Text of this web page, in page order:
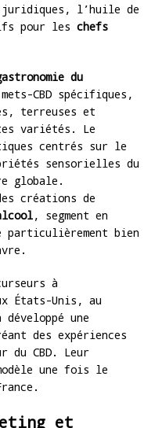
juridiques, l’huile de
pour les chefs
du
CBD spécifiques,
terreuses et
variétés. Le
centrés sur le
sensorielles du
globale.
créations de
, segment en
bien
à
États-Unis, au
une
des expériences
CBD. Leur
une fois le
et